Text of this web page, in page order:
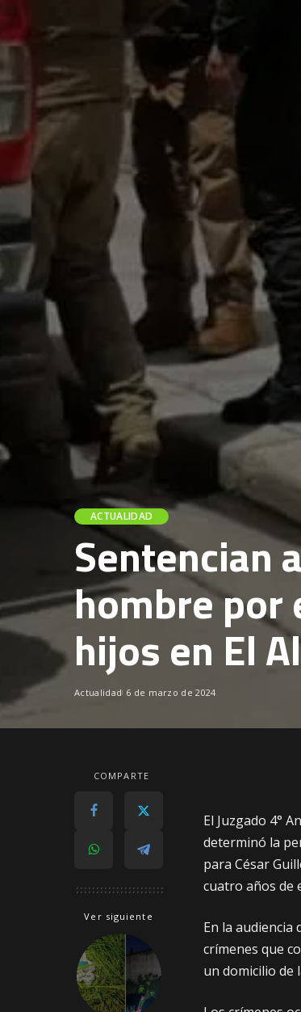
ACTUALIDAD
Sentencian
hombre por
hijos en El
Actualidad 6 de marzo de 2024
COMPARTE
Ver siguiente
El Juzgado 4°
determinó la
para César
cuatro años de
En la
crímenes que
un domicilio de